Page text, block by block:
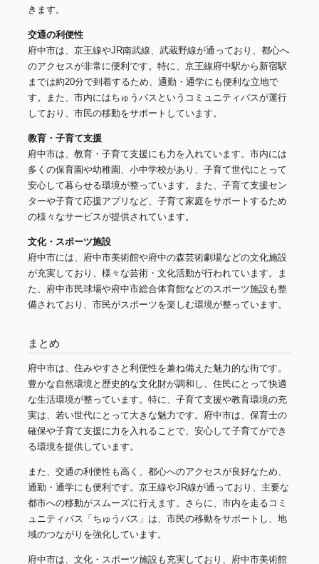
きます。
交通の利便性
府中市は、京王線やJR南武線、武蔵野線が通っており、都心へ
のアクセスが非常に便利です。特に、京王線府中駅から新宿駅
までは約20分で到着するため、通勤・通学にも便利な立地で
す。また、市内にはちゅうバスというコミュニティバスが運行
しており、市民の移動をサポートしています。
教育・子育て支援
府中市は、教育・子育て支援にも力を入れています。市内には
多くの保育園や幼稚園、小中学校があり、子育て世代にとって
安心して暮らせる環境が整っています。また、子育て支援セン
ターや子育て応援アプリなど、子育て家庭をサポートするため
の様々なサービスが提供されています。
文化・スポーツ施設
府中市には、府中市美術館や府中の森芸術劇場などの文化施設
が充実しており、様々な芸術・文化活動が行われています。ま
た、府中市民球場や府中市総合体育館などのスポーツ施設も整
備されており、市民がスポーツを楽しむ環境が整っています。
まとめ
府中市は、住みやすさと利便性を兼ね備えた魅力的な街です。
豊かな自然環境と歴史的な文化財が調和し、住民にとって快適
な生活環境が整っています。特に、子育て支援や教育環境の充
実は、若い世代にとって大きな魅力です。府中市は、保育士の
確保や子育て支援に力を入れることで、安心して子育てができ
る環境を提供しています。
また、交通の利便性も高く、都心へのアクセスが良好なため、
通勤・通学にも便利です。京王線やJR線が通っており、主要な
都市への移動がスムーズに行えます。さらに、市内を走るコミ
ュニティバス「ちゅうバス」は、市民の移動をサポートし、地
域のつながりを強化しています。
府中市は、文化・スポーツ施設も充実しており、府中市美術館